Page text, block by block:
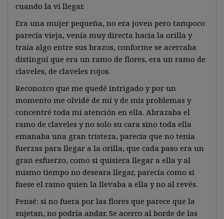
cuando la vi llegar.
Era una mujer pequeña, no era joven pero tampoco
parecía vieja, venía muy directa hacia la orilla y
traía algo entre sus brazos, conforme se acercaba
distinguí que era un ramo de flores, era un ramo de
claveles, de claveles rojos.
Reconozco que me quedé intrigado y por un
momento me olvidé de mí y de mis problemas y
concentré toda mi atención en ella. Abrazaba el
ramo de claveles y no solo su cara sino toda ella
emanaba una gran tristeza, parecía que no tenía
fuerzas para llegar a la orilla, que cada paso era un
gran esfuerzo, como si quisiera llegar a ella y al
mismo tiempo no deseara llegar, parecía como si
fuese el ramo quien la llevaba a ella y no al revés.
Pensé: si no fuera por las flores que parece que la
sujetan, no podría andar. Se acerco al borde de las